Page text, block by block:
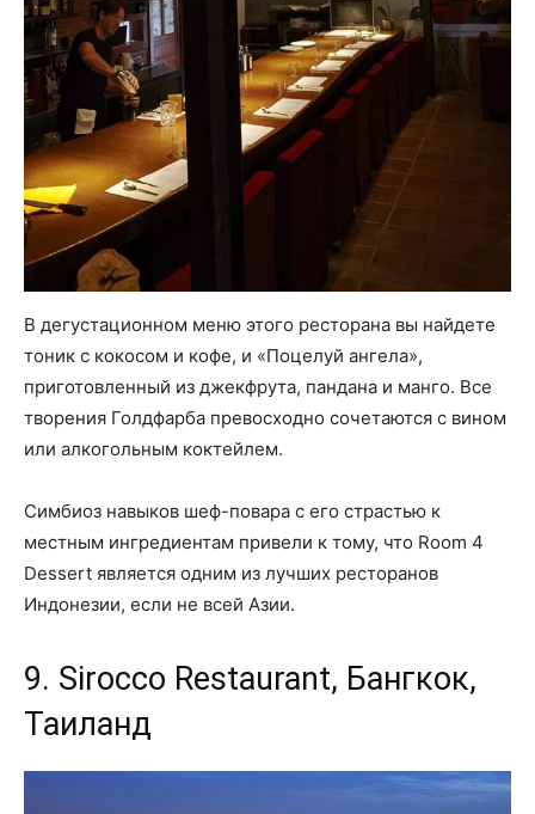
В дегустационном меню этого ресторана вы найдете
тоник с кокосом и кофе, и «Поцелуй ангела»,
приготовленный из джекфрута, пандана и манго. Все
творения Голдфарба превосходно сочетаются с вином
или алкогольным коктейлем.
Симбиоз навыков шеф-повара с его страстью к
местным ингредиентам привели к тому, что Room 4
Dessert является одним из лучших ресторанов
Индонезии, если не всей Азии.
9. Sirocco Restaurant, Бангкок,
Таиланд